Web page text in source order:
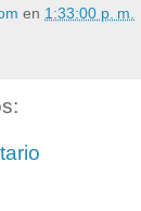
en 1:33:00 p. m.